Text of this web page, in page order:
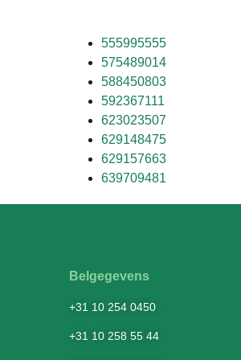
555995555
575489014
588450803
592367111
623023507
629148475
629157663
639709481
Belgegevens
+31 10 254 0450
+31 10 258 55 44